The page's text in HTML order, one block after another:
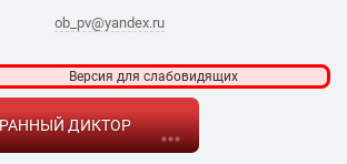
ob_pv@yandex.ru
Версия для слабовидящих
ДИКТОР